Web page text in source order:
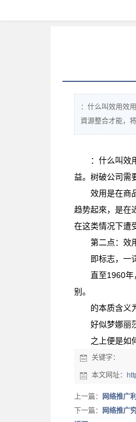
：什么叫效用效
資源整合才能，
：什么叫效
益。树破公司需
效用是在商
趋势起來，是在
在这类情况下遭
第二点：效
即标志，一
直至1960
别。
的本质含义
好似梦娜丽
之上便是如
关键字：
本文网址：
上一篇：
网络推广
下一篇：
网络推广